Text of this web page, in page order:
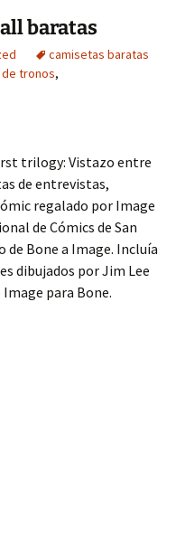
baratas
camisetas baratas
tronos,
trilogy: Vistazo entre
de entrevistas,
regalado por Image
de Cómics de San
de Bone a Image. Incluía
dibujados por Jim Lee
para Bone.